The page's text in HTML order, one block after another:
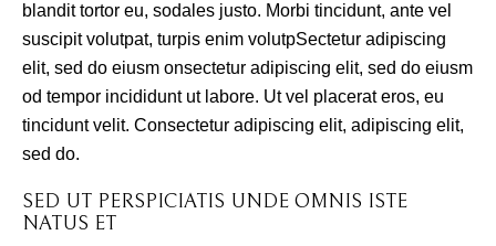
blandit tortor eu, sodales justo. Morbi tincidunt, ante vel
suscipit volutpat, turpis enim volutpSectetur adipiscing
elit, sed do eiusm onsectetur adipiscing elit, sed do eiusm
od tempor incididunt ut labore. Ut vel placerat eros, eu
tincidunt velit. Consectetur adipiscing elit, adipiscing elit,
sed do.
SED UT PERSPICIATIS UNDE OMNIS ISTE
NATUS ET